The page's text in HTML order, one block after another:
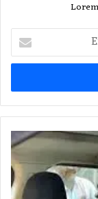
Enter
your
Email